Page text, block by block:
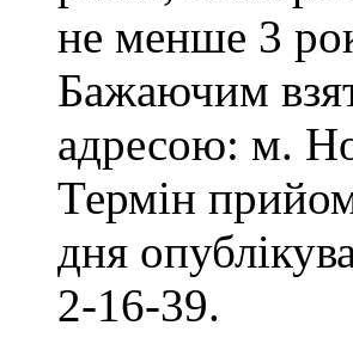
не менше 3
Бажаючим
адресою: м.
Термін
дня
2-16-39.